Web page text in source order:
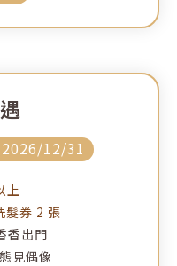
12/31
上
髮券 2 張
香出門
見偶像